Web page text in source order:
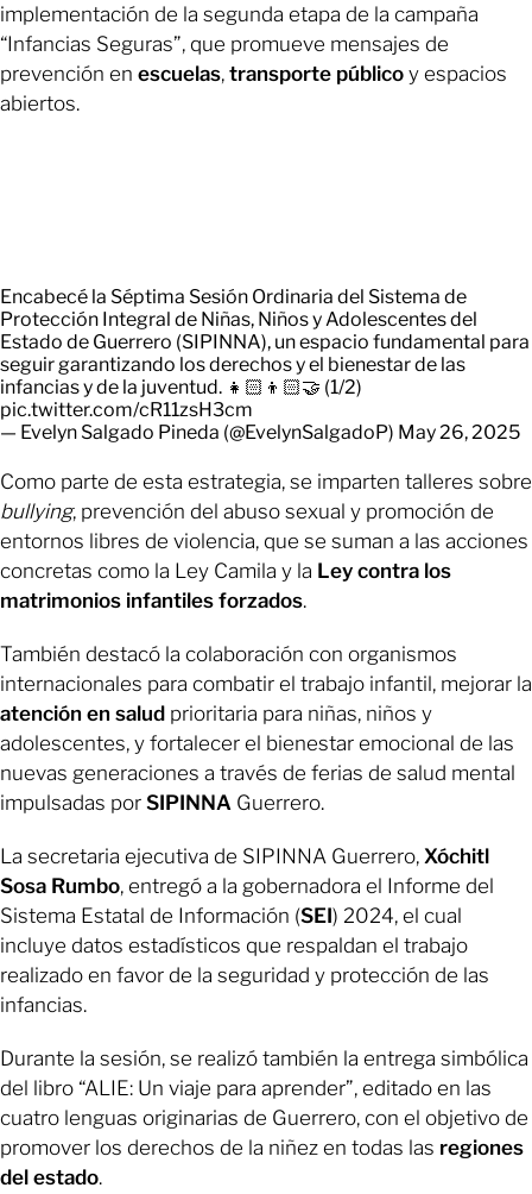
implementación de la segunda etapa de la campaña
“Infancias Seguras”, que promueve mensajes de
prevención en escuelas, transporte público y espacios
abiertos.
Encabecé la Séptima Sesión Ordinaria del Sistema de
Protección Integral de Niñas, Niños y Adolescentes del
Estado de Guerrero (SIPINNA), un espacio fundamental para
seguir garantizando los derechos y el bienestar de las
infancias y de la juventud. 👧🏻👦🏻🤝 (1/2)
pic.twitter.com/cR11zsH3cm
— Evelyn Salgado Pineda (@EvelynSalgadoP) May 26, 2025
Como parte de esta estrategia, se imparten talleres sobre
bullying, prevención del abuso sexual y promoción de
entornos libres de violencia, que se suman a las acciones
concretas como la Ley Camila y la Ley contra los
matrimonios infantiles forzados.
También destacó la colaboración con organismos
internacionales para combatir el trabajo infantil, mejorar la
atención en salud prioritaria para niñas, niños y
adolescentes, y fortalecer el bienestar emocional de las
nuevas generaciones a través de ferias de salud mental
impulsadas por SIPINNA Guerrero.
La secretaria ejecutiva de SIPINNA Guerrero, Xóchitl
Sosa Rumbo, entregó a la gobernadora el Informe del
Sistema Estatal de Información (SEI) 2024, el cual
incluye datos estadísticos que respaldan el trabajo
realizado en favor de la seguridad y protección de las
infancias.
Durante la sesión, se realizó también la entrega simbólica
del libro “ALIE: Un viaje para aprender”, editado en las
cuatro lenguas originarias de Guerrero, con el objetivo de
promover los derechos de la niñez en todas las regiones
del estado.